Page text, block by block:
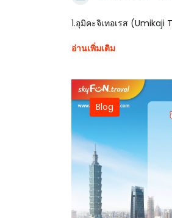
1.อุมิคะจิเทอเรส
อ่านเพิ่มเติม
Blog